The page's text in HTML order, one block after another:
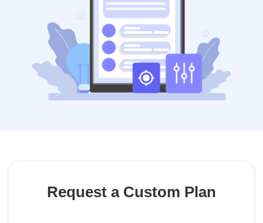
Request a Custom Plan